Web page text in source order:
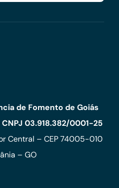
de Fomento de Goiás
03.918.382/0001-25
Central – CEP 74005-010
– GO